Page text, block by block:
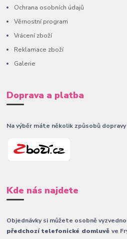
Ochrana osobních údajů
Věrnostní program
Vrácení zboží
Reklamace zboží
Galerie
Doprava a platba
Na výběr máte několik způsobů dopravy
Kde nás najdete
Objednávky si můžete osobně
předchozí telefonické domluvěve